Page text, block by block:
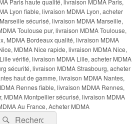
Paris haute qualité, livraison MDMA Paris,
Lyon fiable, livraison MDMA Lyon, acheter
sécurisé, livraison MDMA Marseille,
Toulouse pur, livraison MDMA Toulouse,
MDMA Bordeaux qualité, livraison MDMA
MDMA Nice rapide, livraison MDMA Nice,
vérifié, livraison MDMA Lille, acheter MDMA
sécurité, livraison MDMA Strasbourg, acheter
haut de gamme, livraison MDMA Nantes,
Rennes fiable, livraison MDMA Rennes,
MDMA Montpellier sécurisé, livraison MDMA
Au France, Acheter MDMA
Recherche :
Rechercher